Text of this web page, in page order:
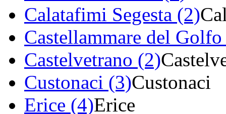
Calatafimi Segesta (2)
Castellammare del
Castelvetrano (2)
Custonaci (3)Custonaci
Erice (4)Erice